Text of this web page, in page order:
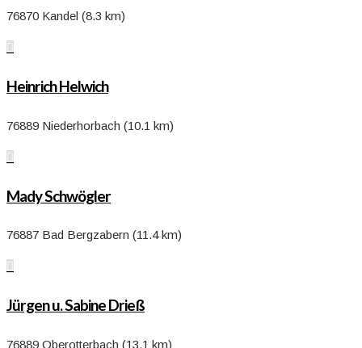
76870 Kandel (8.3 km)

Heinrich Helwich
76889 Niederhorbach (10.1 km)

Mady Schwögler
76887 Bad Bergzabern (11.4 km)

Jürgen u. Sabine Drieß
76889 Oberotterbach (13.1 km)